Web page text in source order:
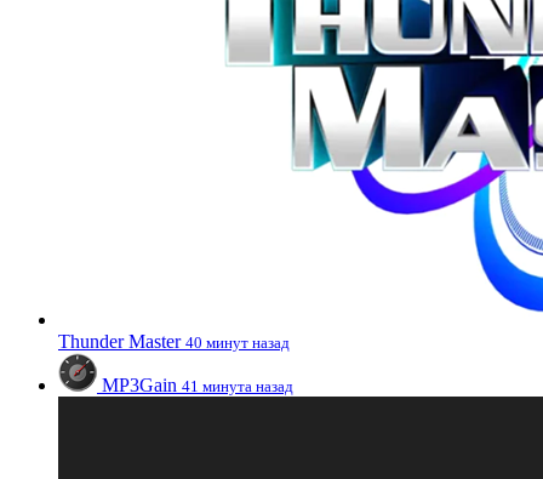
Thunder Master 40 минут назад
MP3Gain 41 минута назад